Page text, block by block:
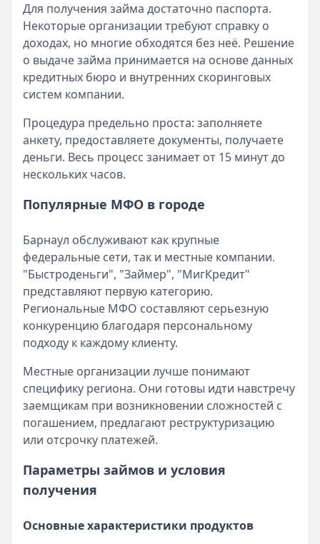
Читать новость
Смс о «одобренном займе» от Bigmani Ru: как
Кратко:Пришло СМС об одобрении займа от Bigmani
Опубликовано:23 ноября 2025 г.
Категория:МФО
Читать новость
Все новости
Для получения займа достаточно паспорта.
Некоторые организации требуют справку о
доходах, но многие обходятся без неё. Решение
о выдаче займа принимается на основе данных
кредитных бюро и внутренних скоринговых
систем компании.
Процедура предельно проста: заполняете
анкету, предоставляете документы, получаете
деньги. Весь процесс занимает от 15 минут до
нескольких часов.
Популярные МФО в городе
Барнаул обслуживают как крупные
федеральные сети, так и местные компании.
"Быстроденьги", "Займер", "МигКредит"
представляют первую категорию.
Региональные МФО составляют серьезную
конкуренцию благодаря персональному
подходу к каждому клиенту.
Местные организации лучше понимают
специфику региона. Они готовы идти навстречу
заемщикам при возникновении сложностей с
погашением, предлагают реструктуризацию
или отсрочку платежей.
Параметры займов и условия
получения
Основные характеристики продуктов